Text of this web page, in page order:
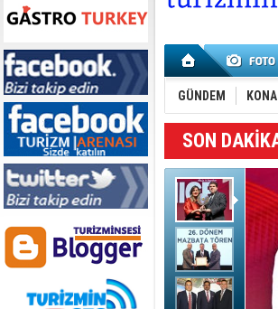
GÜNDEM
SON